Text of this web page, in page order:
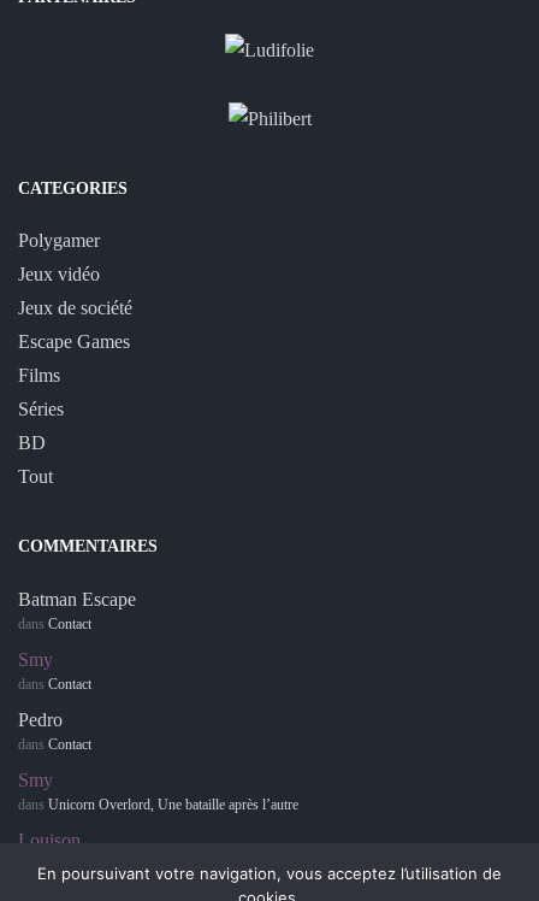
CATEGORIES
Polygamer
Jeux vidéo
Jeux de société
Escape Games
Films
Séries
BD
Tout
COMMENTAIRES
Batman Escape
dans Contact
Smy
dans Contact
Pedro
dans Contact
Smy
dans Unicorn Overlord, Une bataille après l’autre
Louison
dans Retour sur… Hotel Dusk : Room 215
En poursuivant votre navigation, vous acceptez l’utilisation de